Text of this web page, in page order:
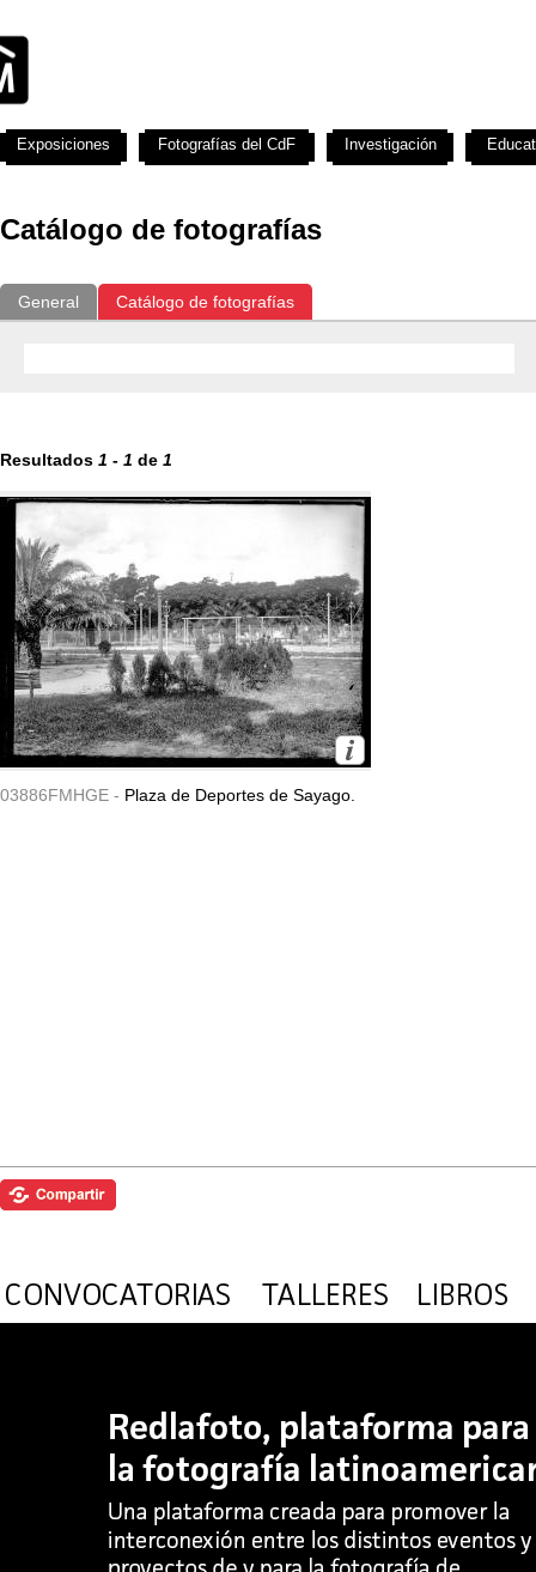
Catálogo de fotografías
General Catálogo de fotografías
Resultados 1 - 1 de 1
03886FMHGE - Plaza de Deportes de Sayago.
Exposiciones Fotografías del CdF Investigación